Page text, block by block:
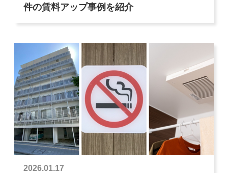
件の賃料アップ事例を紹介
2026.01.17